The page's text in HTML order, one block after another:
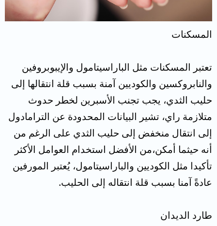
المسكنات
تعتبر المسكنات مثل الباراسيتامول والإيبوبروفين
والنابروكسين والكوديين آمنة بسبب قلة انتقالها إلى
حليب الثدي، يجب تجنب الأسبرين لخطر حدوث
متلازمة راي، تشير البيانات المحدودة عن الترامادول
إلى انتقال منخفض إلى حليب الثدي على الرغم من
أنه حيثما أمكن،من الأفضل استخدام العوامل الأكثر
تأكيدا مثل الكوديين والباراسيتامول، يُعتبر المورفين
عادةً آمنا بسبب قلة انتقاله إلى الحليب.
طارد الديدان